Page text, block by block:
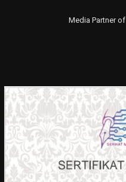
Media Partner of